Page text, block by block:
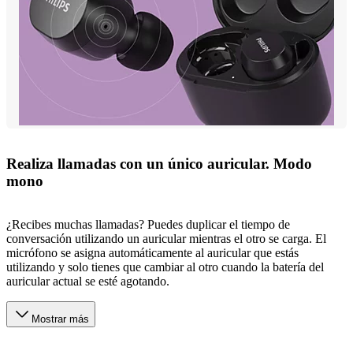
Realiza llamadas con un único auricular. Modo
mono
¿Recibes muchas llamadas? Puedes duplicar el tiempo de
conversación utilizando un auricular mientras el otro se carga. El
micrófono se asigna automáticamente al auricular que estás
utilizando y solo tienes que cambiar al otro cuando la batería del
auricular actual se esté agotando.
Mostrar más